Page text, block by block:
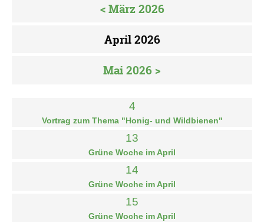
< März 2026
April 2026
Mai 2026 >
4
Vortrag zum Thema "Honig- und Wildbienen"
13
Grüne Woche im April
14
Grüne Woche im April
15
Grüne Woche im April